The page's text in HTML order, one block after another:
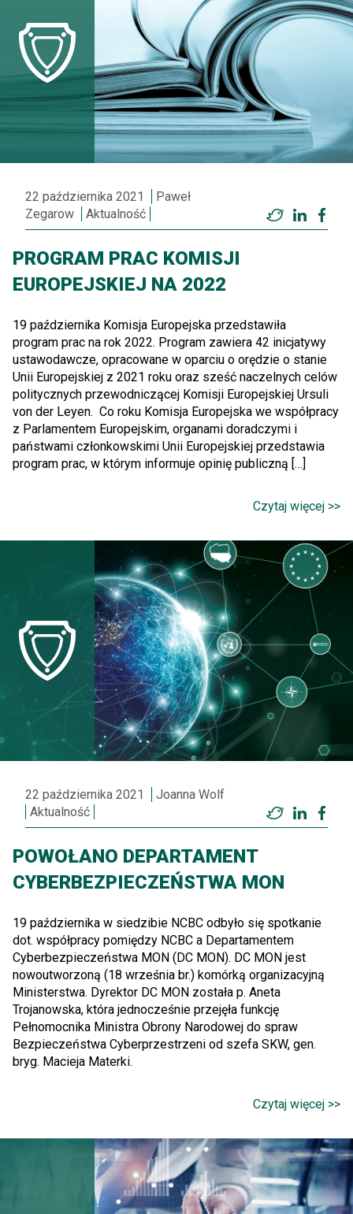
22 października 2021
Paweł
Zegarow
Aktualność Twitter
PROGRAM PRAC KOMISJI
EUROPEJSKIEJ NA 2022
19 października Komisja Europejska przedstawiła
program prac na rok 2022. Program zawiera 42 inicjatywy
ustawodawcze, opracowane w oparciu o orędzie o stanie
Unii Europejskiej z 2021 roku oraz sześć naczelnych celów
politycznych przewodniczącej Komisji Europejskiej Ursuli
von der Leyen. Co roku Komisja Europejska we współpracy
z Parlamentem Europejskim, organami doradczymi i
państwami członkowskimi Unii Europejskiej przedstawia
program prac, w którym informuje opinię publiczną […]
Czytaj więcej >>
22 października 2021
Joanna Wolf
Aktualność
Twitter
POWOŁANO DEPARTAMENT
CYBERBEZPIECZEŃSTWA MON
19 października w siedzibie NCBC odbyło się spotkanie
dot. współpracy pomiędzy NCBC a Departamentem
Cyberbezpieczeństwa MON (DC MON). DC MON jest
nowoutworzoną (18 września br.) komórką organizacyjną
Ministerstwa. Dyrektor DC MON została p. Aneta
Trojanowska, która jednocześnie przejęła funkcję
Pełnomocnika Ministra Obrony Narodowej do spraw
Bezpieczeństwa Cyberprzestrzeni od szefa SKW, gen.
bryg. Macieja Materki.
Czytaj więcej >>